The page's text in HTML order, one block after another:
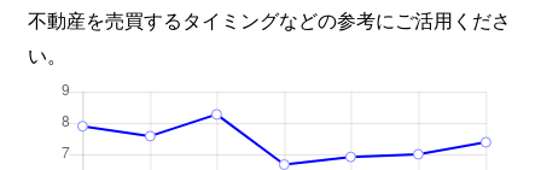
不動産を売買するタイミングなどの参考にご活用くださ
い。